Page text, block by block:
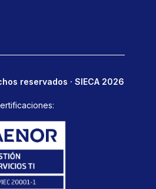
reservados · SIECA 2026